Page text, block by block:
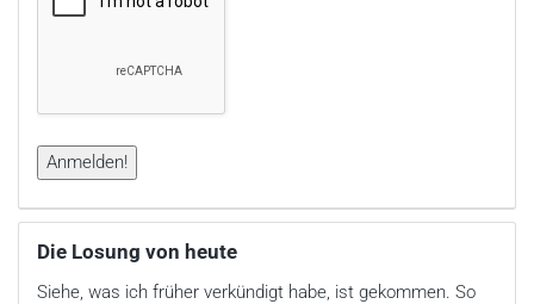
Die Losung von heute
Siehe, was ich früher verkündigt habe, ist gekommen. So